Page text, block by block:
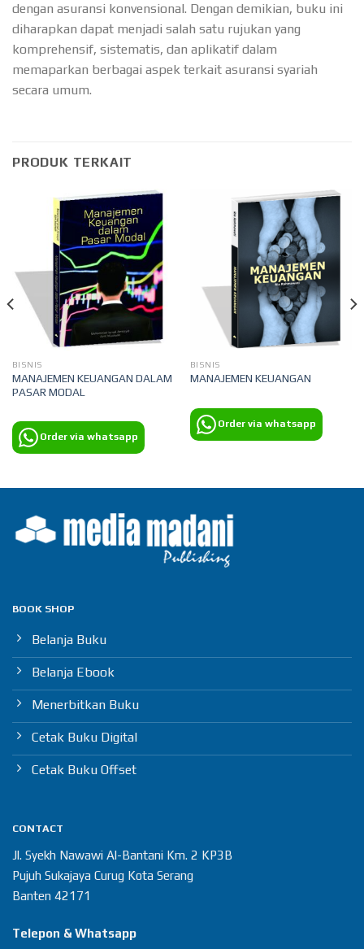
dengan asuransi konvensional. Dengan demikian, buku ini
diharapkan dapat menjadi salah satu rujukan yang
komprehensif, sistematis, dan aplikatif dalam
memaparkan berbagai aspek terkait asuransi syariah
secara umum.
PRODUK TERKAIT
BISNIS
MANAJEMEN KEUANGAN DALAM
PASAR MODAL
Order via whatsapp
BISNIS
MANAJEMEN KEUANGAN
Order via whatsapp
BOOK SHOP
Belanja Buku
Belanja Ebook
Menerbitkan Buku
Cetak Buku Digital
Cetak Buku Offset
CONTACT
Jl. Syekh Nawawi Al-Bantani Km. 2 KP3B
Pujuh Sukajaya Curug Kota Serang
Banten 42171
Telepon & Whatsapp